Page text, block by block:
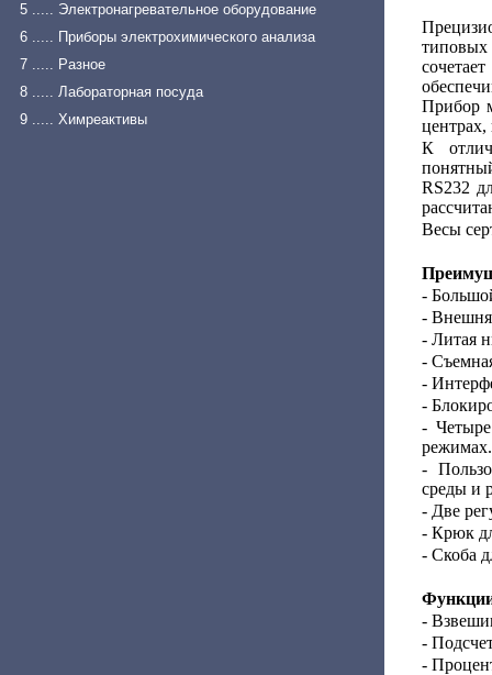
5 ..... Электронагревательное оборудование
6 ..... Приборы электрохимического анализа
7 ..... Разное
8 ..... Лабораторная посуда
9 ..... Химреактивы
типовых
Прибор
К
RS232
Весы
-
-
- Литая
-
-
-
-
режимах.
-
среды и
- Две
- Крюк
- Скоба
-
-
-